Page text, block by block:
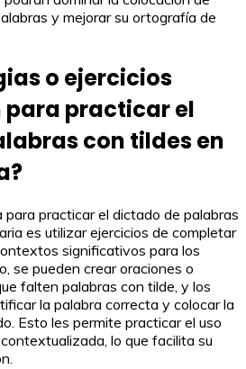
y mejorar su ortografía de
o ejercicios
practicar el
con tildes en
practicar el dictado de palabras
es utilizar ejercicios de completar
significativos para los
se pueden crear oraciones o
falten palabras con tilde, y los
la palabra correcta y colocar la
Esto les permite practicar el uso
lo que facilita su